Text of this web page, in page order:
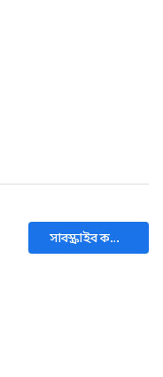
সাবস্ক্রাইব করুন